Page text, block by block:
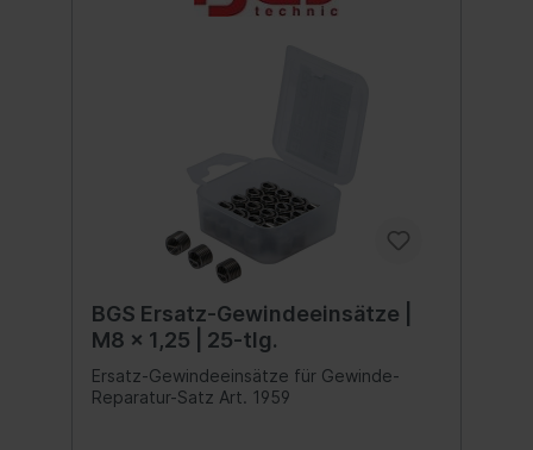
BGS Ersatz-Gewindeeinsätze |
M8 x 1,25 | 25-tlg.
Ersatz-Gewindeeinsätze für Gewinde-
Reparatur-Satz Art. 1959